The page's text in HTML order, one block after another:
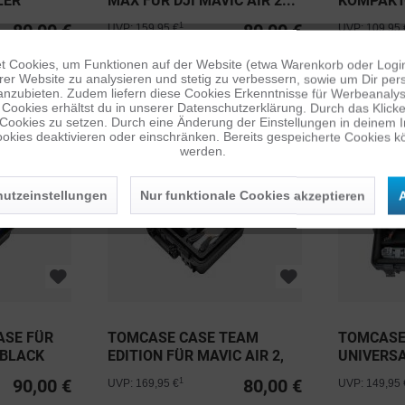
80,00 € 80,00 €
UVP: 159,95 € UVP: 109,95
FÜR
90,00 €
TOMCASE CASE TEAM
EDITION FÜR MAVIC AIR 2,
80,00 €
UVP: 169,95 € UVP: 149,95
Cookies, um Funktionen auf der Website (etwa Warenkorb oder
Website zu analysieren und stetig zu verbessern, sowie um Dir
Zudem liefern diese Cookies Erkenntnisse für
erhältst du in unserer Datenschutzerklärung. Durch das
zu setzen. Durch eine Änderung der Einstellungen in deinem
deaktivieren oder einschränken. Bereits gespeicherte Cookies
werden.
Nur funktionale Cookies akzeptieren